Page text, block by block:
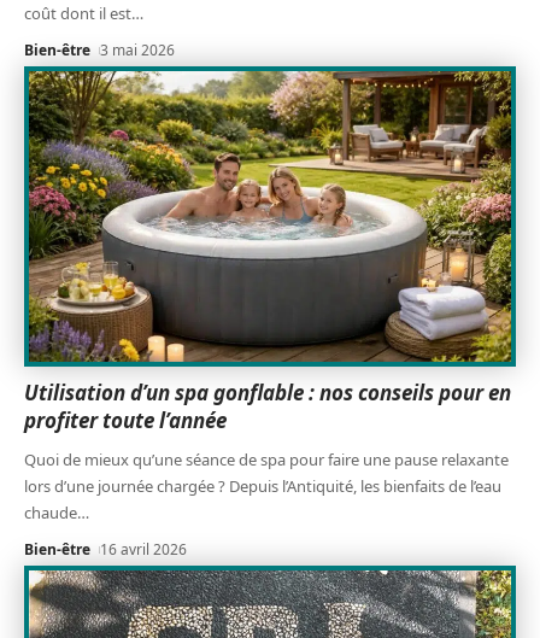
coût dont il est…
Bien-être 3 mai 2026
Utilisation d’un spa gonflable : nos conseils pour en
profiter toute l’année
Quoi de mieux qu’une séance de spa pour faire une pause relaxante
lors d’une journée chargée ? Depuis l’Antiquité, les bienfaits de l’eau
chaude…
Bien-être 16 avril 2026